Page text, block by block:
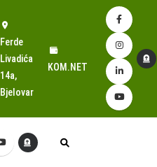
Ferde
Livadića
14a,
Bjelovar
KOM.NET